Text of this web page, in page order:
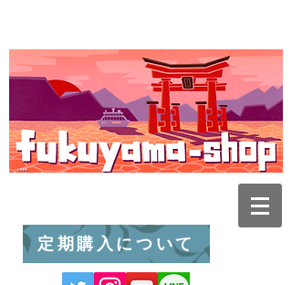
定期購入について